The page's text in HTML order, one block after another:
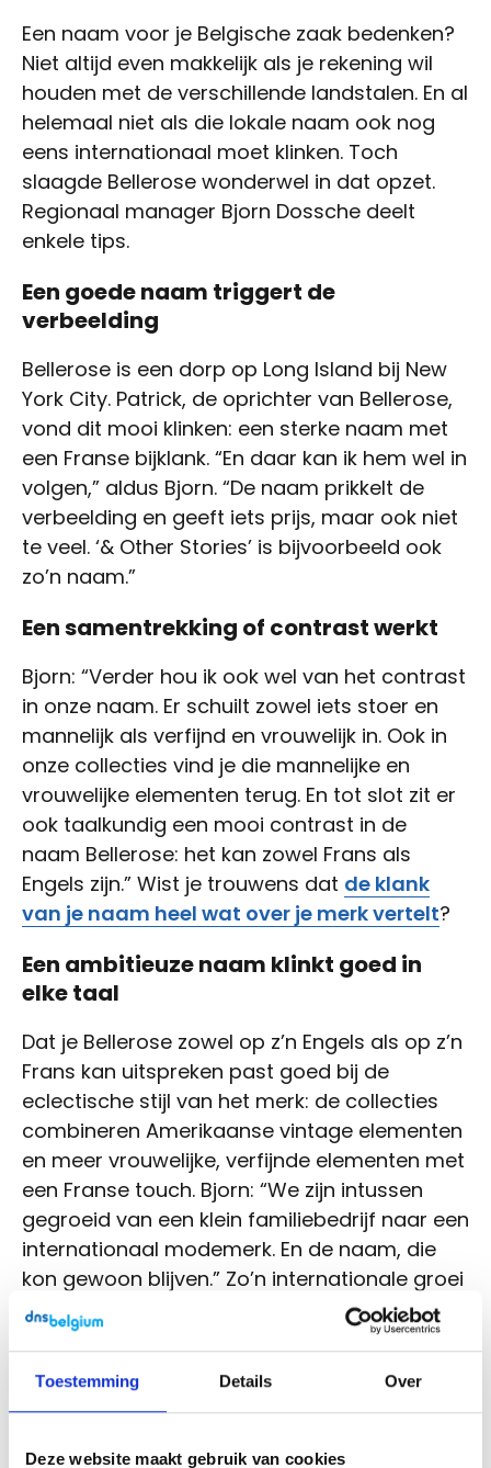
Toestemming Details Over
Deze website maakt gebruik van cookies
Een naam voor je Belgische zaak bedenken?
Niet altijd even makkelijk als je rekening wil
houden met de verschillende landstalen. En al
helemaal niet als die lokale naam ook nog
eens internationaal moet klinken. Toch
slaagde Bellerose wonderwel in dat opzet.
Regionaal manager Bjorn Dossche deelt
enkele tips.
Een goede naam triggert de
verbeelding
Bellerose is een dorp op Long Island bij New
York City. Patrick, de oprichter van Bellerose,
vond dit mooi klinken: een sterke naam met
een Franse bijklank. “En daar kan ik hem wel in
volgen,” aldus Bjorn. “De naam prikkelt de
verbeelding en geeft iets prijs, maar ook niet
te veel. ‘& Other Stories’ is bijvoorbeeld ook
zo’n naam.”
Een samentrekking of contrast werkt
Bjorn: “Verder hou ik ook wel van het contrast
in onze naam. Er schuilt zowel iets stoer en
mannelijk als verfijnd en vrouwelijk in. Ook in
onze collecties vind je die mannelijke en
vrouwelijke elementen terug. En tot slot zit er
ook taalkundig een mooi contrast in de
naam Bellerose: het kan zowel Frans als
Engels zijn.” Wist je trouwens dat de klank
van je naam heel wat over je merk vertelt?
Een ambitieuze naam klinkt goed in
elke taal
Dat je Bellerose zowel op z’n Engels als op z’n
Frans kan uitspreken past goed bij de
eclectische stijl van het merk: de collecties
combineren Amerikaanse vintage elementen
en meer vrouwelijke, verfijnde elementen met
een Franse touch. Bjorn: “We zijn intussen
gegroeid van een klein familiebedrijf naar een
internationaal modemerk. En de naam, die
kon gewoon blijven.” Zo’n internationale groei
is met
een familienaam als bedrijfsnaam
bijvoorbeeld niet altijd evident.
Toch heeft Bellerose gekozen voor één
unieke domeinnaamextensie: .be. Bjorn: “Over
.com zijn al gesprekken geweest maar daar